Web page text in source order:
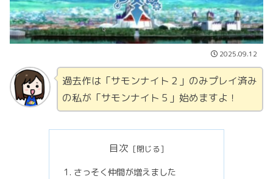
2025.09.12
過去作は「サモンナイト２」のみプレイ済み
の私が「サモンナイト５」始めますよ！
目次
さっそく仲間が増えました